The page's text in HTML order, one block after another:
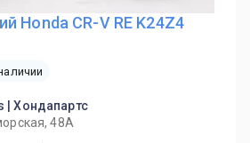
Honda CR-V RE K24Z4
| Хондапартс
48А